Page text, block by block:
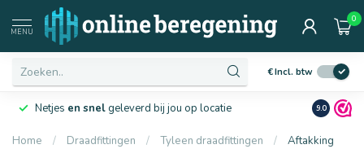
MENU
0
€Incl. btw
Netjes en snelgeleverd bij jou op locatie Ruim10
9.0
Home / Draadfittingen / Tyleen draadfittingen /
Aftakking
Afmetingen